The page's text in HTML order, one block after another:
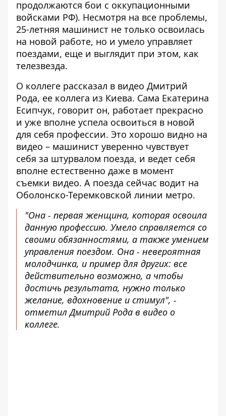
продолжаются бои с оккупационными
войсками РФ). Несмотря на все проблемы,
25-летняя машинист не только освоилась
на новой работе, но и умело управляет
поездами, еще и выглядит при этом, как
телезвезда.
О коллеге рассказал в видео Дмитрий
Рода, ее коллега из Киева. Сама Екатерина
Есипчук, говорит он, работает прекрасно
и уже вполне успела освоиться в новой
для себя профессии. Это хорошо видно на
видео – машинист уверенно чувствует
себя за штурвалом поезда, и ведет себя
вполне естественно даже в момент
съемки видео. А поезда сейчас водит на
Оболонско-Теремковской линии метро.
"Она - первая женщина, которая освоила
данную профессию. Умело справляется со
своими обязанностями, а также умением
управления поездом. Она - невероятная
молодчинка, и пример для других: все
действительно возможно, а чтобы
достичь результата, нужно только
желание, вдохновение и стимул", -
отметил Дмитрий Рода в видео о
коллеге.